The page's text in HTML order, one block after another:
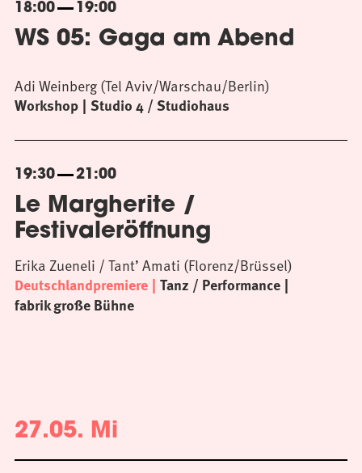
18:00 19:00
WS 05: Gaga am Abend
Workshop Studio 4 / Studiohaus
Adi Weinberg (Tel Aviv/Warschau/Berlin)
19:30 21:00
Le Margherite /
Festivaleröffnung
Deutschlandpremiere Tanz / Performance
fabrik große Bühne
Erika Zueneli / Tant’ Amati (Florenz/Brüssel)
27.05. Mi